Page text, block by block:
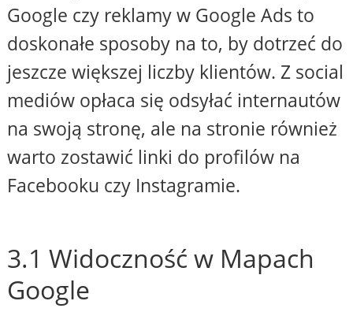
Google czy reklamy w Google Ads to
doskonałe sposoby na to, by dotrzeć do
jeszcze większej liczby klientów. Z social
mediów opłaca się odsyłać internautów
na swoją stronę, ale na stronie również
warto zostawić linki do profilów na
Facebooku czy Instagramie.
3.1 Widoczność w Mapach
Google